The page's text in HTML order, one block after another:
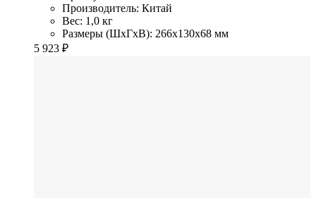
Производитель: Китай
Вес: 1,0 кг
Размеры (ШхГхВ): 266x130x68 мм
5 923 ₽